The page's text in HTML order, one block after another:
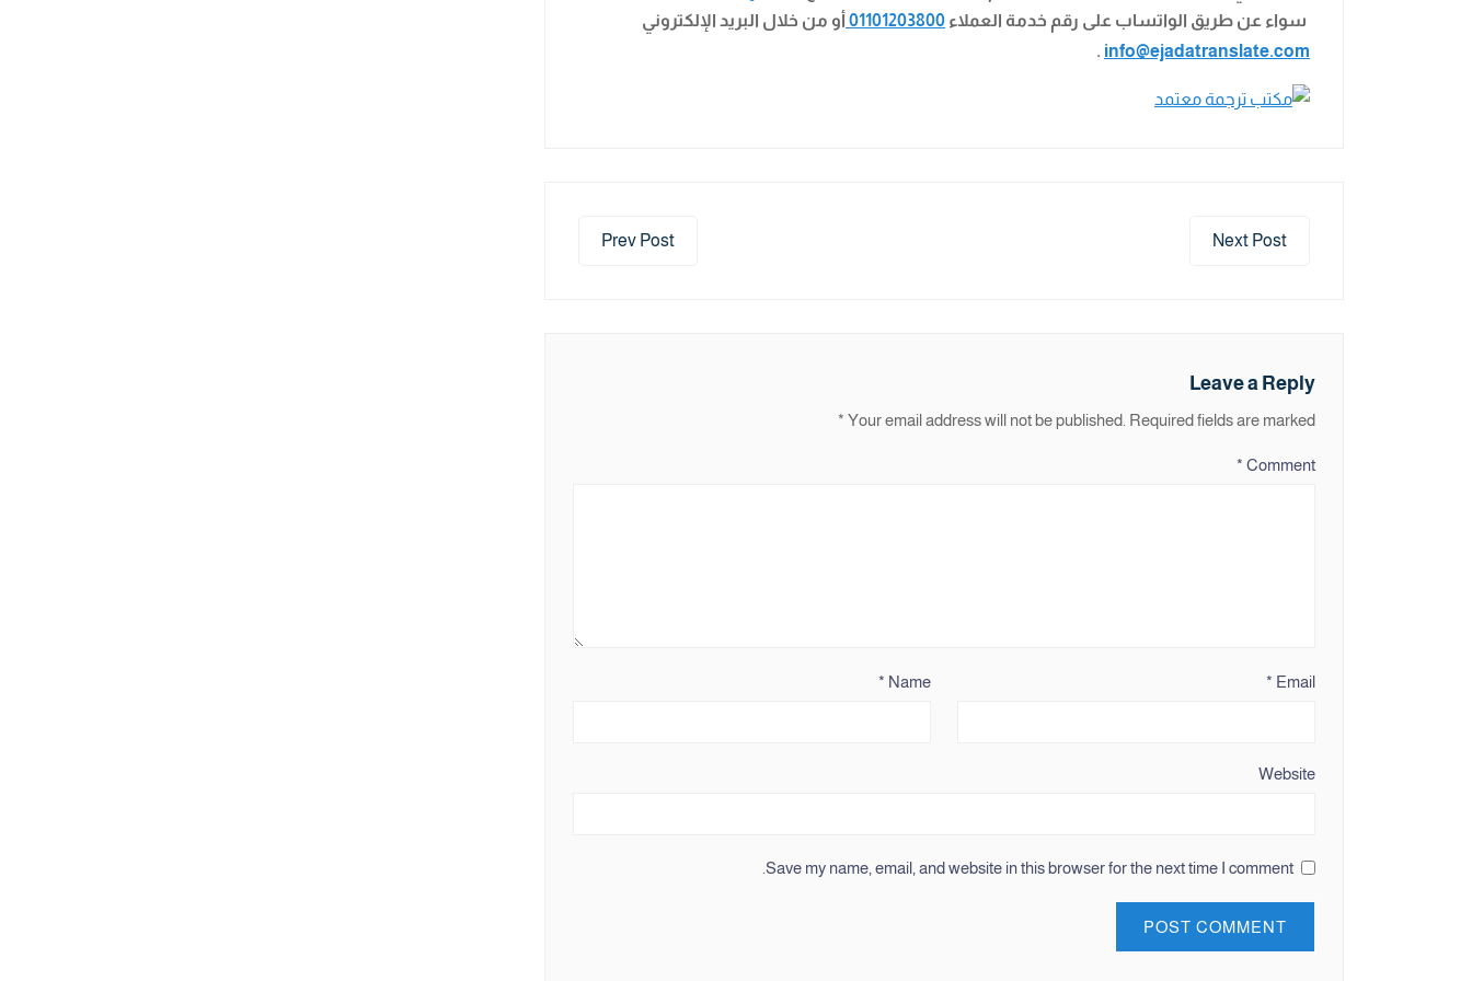
سواء عن طريق الواتساب على رقم خدمة العملاء 01101203800 أو من خلال البريد الإلكتروني
info@ejadatranslate.com
.
Prev Post Next Post
Leave a Reply
Your email address will not be published. Required fields are marked
*
Comment
*
Name
* Email
*
Website
Save my name, email, and website in this browser for the next time I comment.